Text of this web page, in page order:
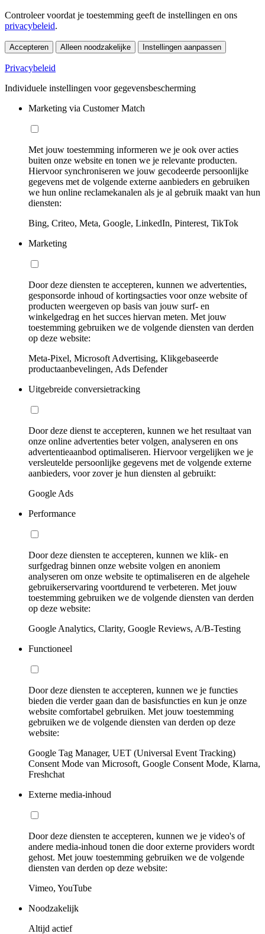
Controleer voordat je toestemming geeft de instellingen en ons
privacybeleid.
Accepteren Alleen noodzakelijke Instellingen aanpassen
Privacybeleid
Individuele instellingen voor gegevensbescherming
Marketing via Customer Match
Met jouw toestemming informeren we je ook over acties
buiten onze website en tonen we je relevante producten.
Hiervoor synchroniseren we jouw gecodeerde persoonlijke
gegevens met de volgende externe aanbieders en gebruiken
we hun online reclamekanalen als je al gebruik maakt van hun
diensten:
Bing, Criteo, Meta, Google, LinkedIn, Pinterest, TikTok
Marketing
Door deze diensten te accepteren, kunnen we advertenties,
gesponsorde inhoud of kortingsacties voor onze website of
producten weergeven op basis van jouw surf- en
winkelgedrag en het succes hiervan meten. Met jouw
toestemming gebruiken we de volgende diensten van derden
op deze website:
Meta-Pixel, Microsoft Advertising, Klikgebaseerde
productaanbevelingen, Ads Defender
Uitgebreide conversietracking
Door deze dienst te accepteren, kunnen we het resultaat van
onze online advertenties beter volgen, analyseren en ons
advertentieaanbod optimaliseren. Hiervoor vergelijken we je
versleutelde persoonlijke gegevens met de volgende externe
aanbieders, voor zover je hun diensten al gebruikt:
Google Ads
Performance
Door deze diensten te accepteren, kunnen we klik- en
surfgedrag binnen onze website volgen en anoniem
analyseren om onze website te optimaliseren en de algehele
gebruikerservaring voortdurend te verbeteren. Met jouw
toestemming gebruiken we de volgende diensten van derden
op deze website:
Google Analytics, Clarity, Google Reviews, A/B-Testing
Functioneel
Door deze diensten te accepteren, kunnen we je functies
bieden die verder gaan dan de basisfuncties en kun je onze
website comfortabel gebruiken. Met jouw toestemming
gebruiken we de volgende diensten van derden op deze
website:
Google Tag Manager, UET (Universal Event Tracking)
Consent Mode van Microsoft, Google Consent Mode, Klarna,
Freshchat
Externe media-inhoud
Door deze diensten te accepteren, kunnen we je video's of
andere media-inhoud tonen die door externe providers wordt
gehost. Met jouw toestemming gebruiken we de volgende
diensten van derden op deze website:
Vimeo, YouTube
Noodzakelijk
Altijd actief